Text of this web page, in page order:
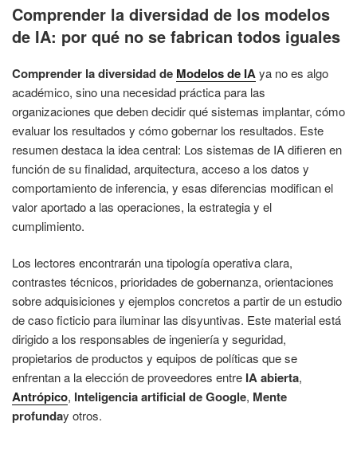
EL
Comprender la diversidad de los modelos
de IA: por qué no se fabrican todos iguales
Comprender la diversidad de Modelos de IAya no es algo
académico, sino una necesidad práctica para las
organizaciones que deben decidir qué sistemas implantar, cómo
evaluar los resultados y cómo gobernar los resultados. Este
resumen destaca la idea central: Los sistemas de IA difieren en
función de su finalidad, arquitectura, acceso a los datos y
comportamiento de inferencia, y esas diferencias modifican el
valor aportado a las operaciones, la estrategia y el
cumplimiento.
Los lectores encontrarán una tipología operativa clara,
contrastes técnicos, prioridades de gobernanza, orientaciones
sobre adquisiciones y ejemplos concretos a partir de un estudio
de caso ficticio para iluminar las disyuntivas. Este material está
dirigido a los responsables de ingeniería y seguridad,
propietarios de productos y equipos de políticas que se
enfrentan a la elección de proveedores entre IA abierta,
Antrópico, Inteligencia artificial de Google, Mente
profunday otros.